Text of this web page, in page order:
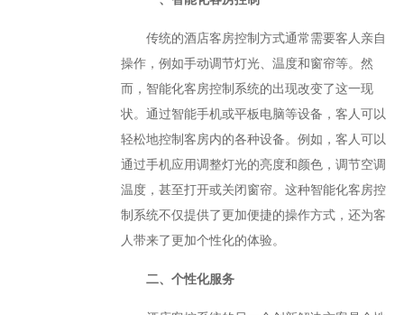
传统的酒店客房控制方式通常需要客人亲自
操作，例如手动调节灯光、温度和窗帘等。然
而，智能化客房控制系统的出现改变了这一现
状。通过智能手机或平板电脑等设备，客人可以
轻松地控制客房内的各种设备。例如，客人可以
通过手机应用调整灯光的亮度和颜色，调节空调
温度，甚至打开或关闭窗帘。这种智能化客房控
制系统不仅提供了更加便捷的操作方式，还为客
人带来了更加个性化的体验。
二、个性化服务